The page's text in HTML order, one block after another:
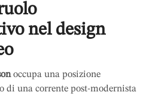
nel design
occupa una posizione
di una corrente post-modernista